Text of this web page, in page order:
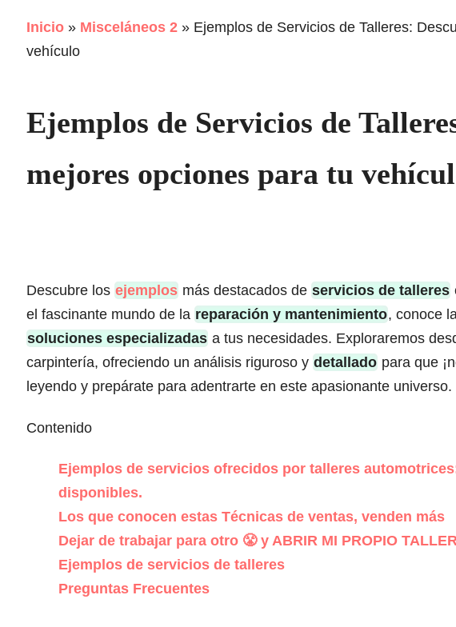
Inicio » Misceláneos 2 » Ejemplos de Servicios de Talleres:
vehículo
Ejemplos de Servicios de
mejores opciones para tu
Descubre los ejemplos más destacados de servicios de talleres
el fascinante mundo de la reparación y mantenimiento, conoce
soluciones especializadas a tus necesidades. Exploraremos
carpintería, ofreciendo un análisis riguroso y detallado para que
leyendo y prepárate para adentrarte en este apasionante universo.
Contenido
Ejemplos de servicios ofrecidos por talleres
disponibles.
Los que conocen estas Técnicas de ventas, venden más
Dejar de trabajar para otro 😤 y ABRIR MI PROPIO
Ejemplos de servicios de talleres
Preguntas Frecuentes